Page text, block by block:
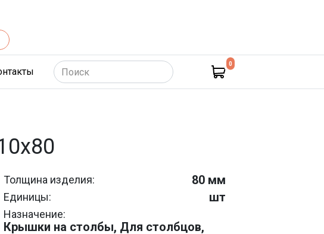
(Контакты)
0
Толщина изделия: 80 мм
Единицы: шт
Назначение:
Крышки на столбы, Для столбцов,